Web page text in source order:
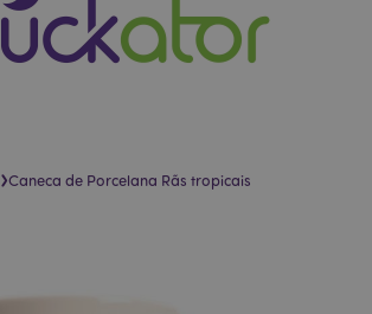
›Caneca de Porcelana Rãs tropicais